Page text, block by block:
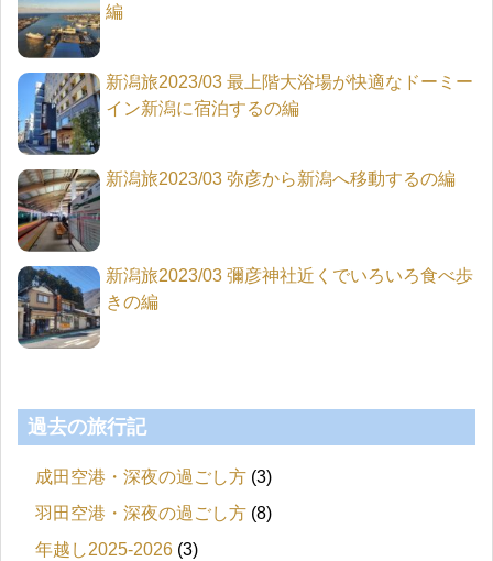
編
新潟旅2023/03 最上階大浴場が快適なドーミー
イン新潟に宿泊するの編
新潟旅2023/03 弥彦から新潟へ移動するの編
新潟旅2023/03 彌彦神社近くでいろいろ食べ歩
きの編
過去の旅行記
成田空港・深夜の過ごし方 (3)
羽田空港・深夜の過ごし方 (8)
年越し2025-2026 (3)